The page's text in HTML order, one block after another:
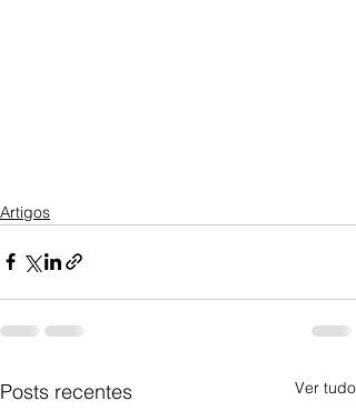
Artigos
Posts recentes Ver tudo